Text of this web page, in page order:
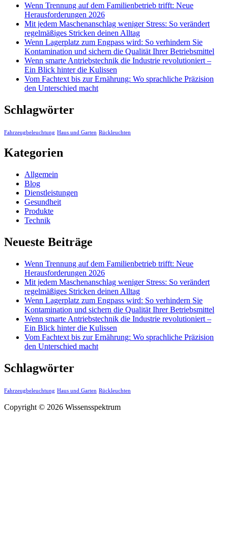
Wenn Trennung auf dem Familienbetrieb trifft: Neue
Herausforderungen 2026
Mit jedem Maschenanschlag weniger Stress: So verändert
regelmäßiges Stricken deinen Alltag
Wenn Lagerplatz zum Engpass wird: So verhindern Sie
Kontamination und sichern die Qualität Ihrer Betriebsmittel
Wenn smarte Antriebstechnik die Industrie revolutioniert –
Ein Blick hinter die Kulissen
Vom Fachtext bis zur Ernährung: Wo sprachliche Präzision
den Unterschied macht
Schlagwörter
Fahrzeugbeleuchtung Haus und Garten Rückleuchten
Kategorien
Allgemein
Blog
Dienstleistungen
Gesundheit
Produkte
Technik
Neueste Beiträge
Wenn Trennung auf dem Familienbetrieb trifft: Neue
Herausforderungen 2026
Mit jedem Maschenanschlag weniger Stress: So verändert
regelmäßiges Stricken deinen Alltag
Wenn Lagerplatz zum Engpass wird: So verhindern Sie
Kontamination und sichern die Qualität Ihrer Betriebsmittel
Wenn smarte Antriebstechnik die Industrie revolutioniert –
Ein Blick hinter die Kulissen
Vom Fachtext bis zur Ernährung: Wo sprachliche Präzision
den Unterschied macht
Schlagwörter
Fahrzeugbeleuchtung Haus und Garten Rückleuchten
Copyright © 2026 Wissensspektrum